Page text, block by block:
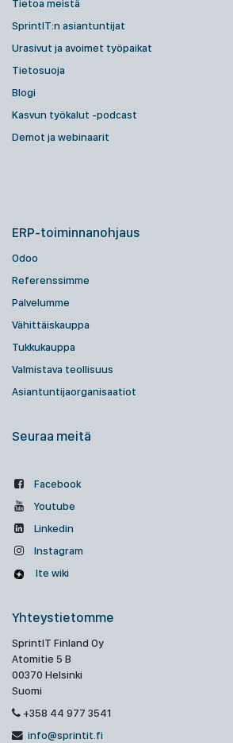
Tietoa meistä
SprintIT:n asiantuntijat
Urasivut ja avoimet työpaikat
Tietosuoja
Blogi
Kasvun työkalut -podcast
Demot ja webinaarit
ERP-toiminnanohjaus
Odoo
Referenssimme
Palvelumme
Vähittäiskauppa
Tukkukauppa
Valmistava teollisuus
Asiantuntijaorganisaatiot
Seuraa meitä
Facebook
Youtube
Linkedin
Instagram
Ite wiki
Yhteystietomme
SprintIT Finland Oy
Atomitie 5 B
00370 Helsinki
Suomi
+358 44 977 3541
info@sprintit.fi